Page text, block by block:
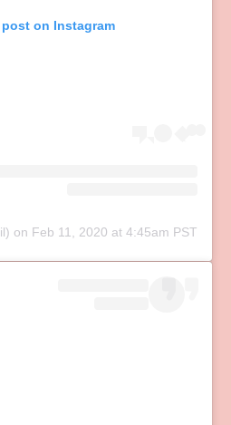
on Instagram
on Feb 11, 2020 at 4:45am PST